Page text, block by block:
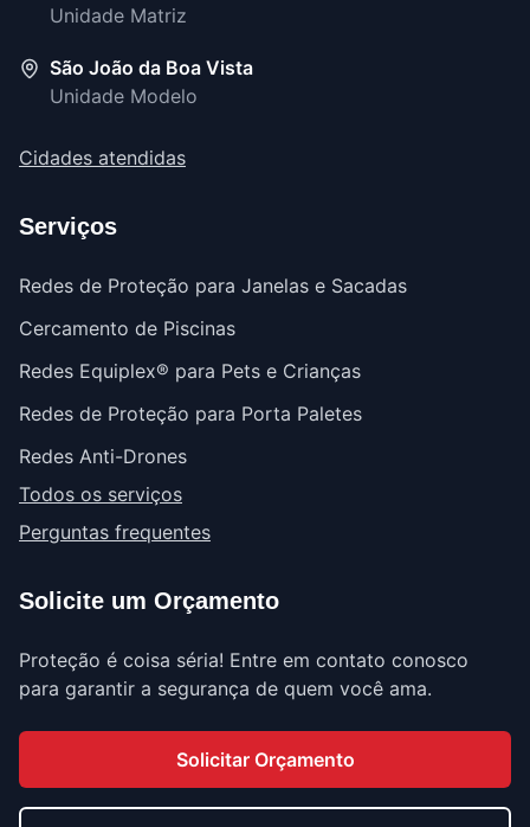
Unidade Matriz
São João da Boa Vista
Unidade Modelo
Cidades atendidas
Serviços
Redes de Proteção para Janelas e Sacadas
Cercamento de Piscinas
Redes Equiplex® para Pets e Crianças
Redes de Proteção para Porta Paletes
Redes Anti-Drones
Todos os serviços
Perguntas frequentes
Solicite um Orçamento
Proteção é coisa séria! Entre em contato conosco
para garantir a segurança de quem você ama.
Solicitar Orçamento